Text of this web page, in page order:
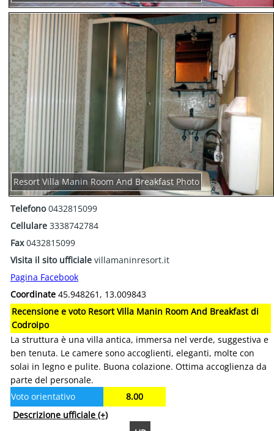
Resort Villa Manin Room And Breakfast Photo
Telefono0432815099
Cellulare 3338742784
Fax0432815099
Visita il sito ufficiale villamaninresort.it
Pagina Facebook
Coordinate 45.948261, 13.009843
Recensione e voto Resort Villa Manin Room And Breakfast di
Codroipo
La struttura è una villa antica, immersa nel verde, suggestiva e
ben tenuta. Le camere sono accoglienti, eleganti, molte con
solai in legno e pulite. Buona colazione. Ottima accoglienza da
parte del personale.
Voto orientativo
8.00
Descrizione ufficiale (+)